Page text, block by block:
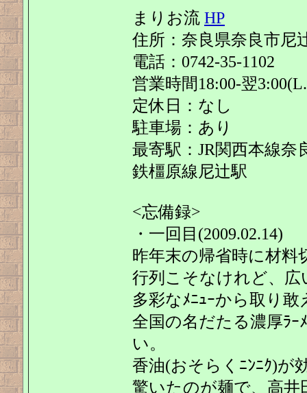
まりお流 HP
住所：奈良県奈良市尼
電話：0742-35-1102
営業時間18:00-翌
定休日：なし
駐車場：あり
最寄駅：JR関西本線奈
鉄橿原線尼辻駅
<忘備録>
・一回目(2009.02.14)
昨年末の帰省時に材料
行列こそなけれど、
多彩なﾒﾆｭｰから取り
全国の名だたる濃厚ﾗｰ
い。
香油(おそらくﾆﾝﾆｸ)が
驚いたのが麺で、高